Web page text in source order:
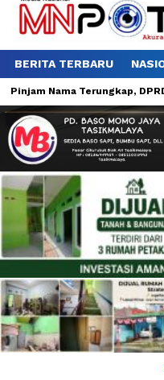
BERITA TERBARU
Nama Terungkap, DPRD